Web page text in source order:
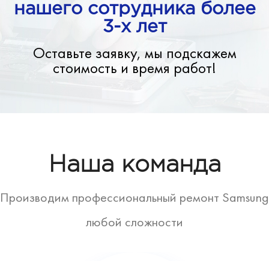
нашего сотрудника более
3-х лет
Оставьте заявку, мы подскажем
стоимость и время работ!
Наша команда
Производим профессиональный ремонт Samsung
любой сложности